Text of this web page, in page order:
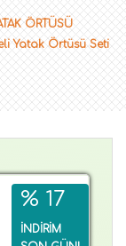
ÖRTÜSÜ
Yatak Örtüsü Seti
% 17
İNDİRİM